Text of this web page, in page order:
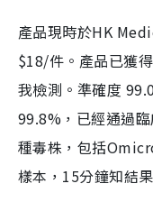
產品現時於HK
$18/件。產品已獲
我檢測。準確度
99.8%，已經通過
種毒株，包括
樣本，15分鐘知結